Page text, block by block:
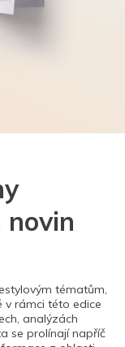
novin
tématům,
v rámci této edice
analýzách
se prolínají napříč